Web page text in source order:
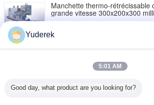
Manchette thermo-rétrécissable
grande vitesse 300x200x300
d'emballage automatique
Genre pellicule transparent de
pharmaceutique
2 dans 1 machine d'emballage
Calpack 55/85 de scelleur
Yuderek
5:01 AM
Good day, what product are you looking for?